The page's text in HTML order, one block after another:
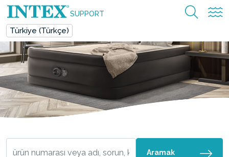
SUPPORT
Türkiye (Türkçe)
Aramak